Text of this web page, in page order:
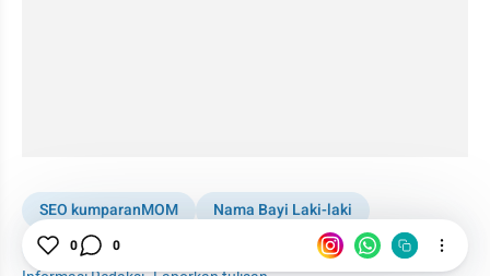
SEO kumparanMOM
Nama Bayi Laki-laki
Rasulullah
0 0